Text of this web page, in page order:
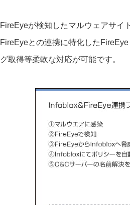
FireEyeが検知したマルウェアサイ
FireEyeとの連携に特化した
グ取得等柔軟な対応が可能です。